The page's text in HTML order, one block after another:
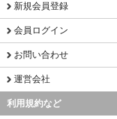
新規会員登録
会員ログイン
お問い合わせ
運営会社
利用規約など